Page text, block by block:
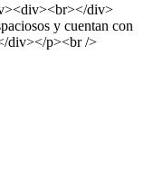
div>
y cuentan con
div></p><br />